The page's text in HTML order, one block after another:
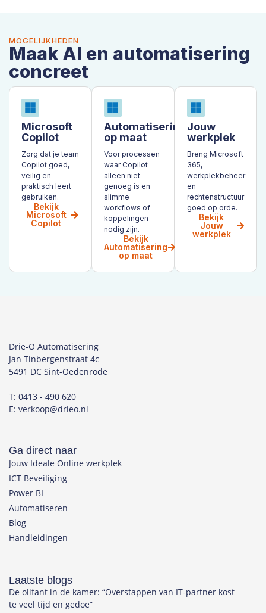
MOGELIJKHEDEN
Maak AI en automatisering
concreet
Microsoft
Copilot
Zorg dat je team
Copilot goed,
veilig en
praktisch leert
gebruiken.
Bekijk
Microsoft
Copilot
Automatisering
op maat
Voor processen
waar Copilot
alleen niet
genoeg is en
slimme
workflows of
koppelingen
nodig zijn.
Bekijk
Automatisering
op maat
Jouw
werkplek
Breng Microsoft
365,
werkplekbeheer
en
rechtenstructuur
goed op orde.
Bekijk
Jouw
werkplek
Drie-O Automatisering
Jan Tinbergenstraat 4c
5491 DC Sint-Oedenrode
T: 0413 - 490 620
E: verkoop@drieo.nl
Ga direct naar
Jouw Ideale Online werkplek
ICT Beveiliging
Power BI
Automatiseren
Blog
Handleidingen
Laatste blogs
De olifant in de kamer: “Overstappen van IT-partner kost
te veel tijd en gedoe”